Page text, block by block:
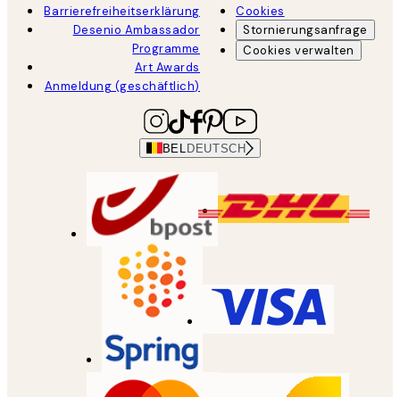
Barrierefreiheitserklärung
Desenio Ambassador
Programme
Art Awards
Anmeldung (geschäftlich)
Cookies
Stornierungsanfrage
Cookies verwalten
BEL DEUTSCH